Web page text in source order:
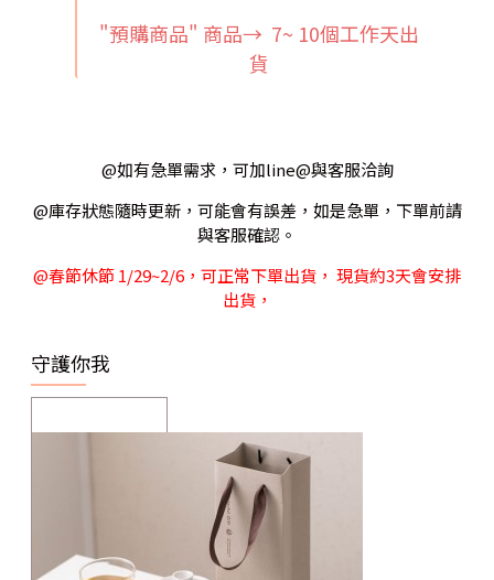
"預購商品" 商品→ 7~ 10個工作天出
貨
@如有急單需求，可加line@與客服洽詢
@庫存狀態隨時更新，可能會有誤差，如是急單，下單前請
與客服確認。
@春節休節 1/29~2/6，可正常下單出貨， 現貨約3天會安排
出貨，
守護你我